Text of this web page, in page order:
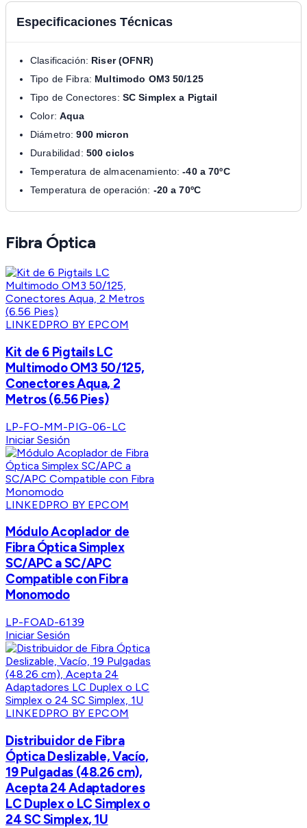
Especificaciones Técnicas
Clasificación: Riser (OFNR)
Tipo de Fibra: Multimodo OM3 50/125
Tipo de Conectores: SC Simplex a Pigtail
Color: Aqua
Diámetro:900 micron
Durabilidad: 500 ciclos
Temperatura de almacenamiento:-40 a 70ºC
Temperatura de operación: -20 a 70ºC
Fibra Óptica
LINKEDPRO BY EPCOM
Kit de 6 Pigtails LC
Multimodo OM3 50/125,
Conectores Aqua, 2
Metros (6.56 Pies)
LP-FO-MM-PIG-06-LC
Iniciar Sesión
LINKEDPRO BY EPCOM
Módulo Acoplador de
Fibra Óptica Simplex
SC/APC a SC/APC
Compatible con Fibra
Monomodo
LP-FOAD-6139
Iniciar Sesión
LINKEDPRO BY EPCOM
Distribuidor de Fibra
Óptica Deslizable, Vacío,
19 Pulgadas (48.26 cm),
Acepta 24 Adaptadores
LC Duplex o LC Simplex o
24 SC Simplex, 1U